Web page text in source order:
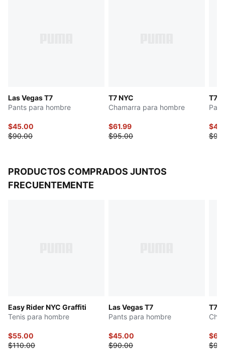
Las Vegas T7
Pants para hombre
$45.00
$90.00
T7 NYC
Chamarra para hombre
$61.99
$95.00
T7
PRODUCTOS COMPRADOS JUNTOS
FRECUENTEMENTE
Easy Rider NYC Graffiti
Tenis para hombre
$55.00
$110.00
Las Vegas T7
Pants para hombre
$45.00
$90.00
T7